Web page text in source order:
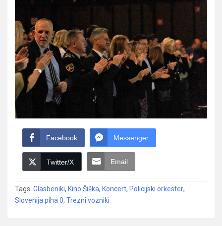
Facebook Messenger
Twitter/X Email
Tags: Glasbeniki, Kino Šiška, Koncert, Policijski orkester,
Slovenija piha 0, Trezni vozniki